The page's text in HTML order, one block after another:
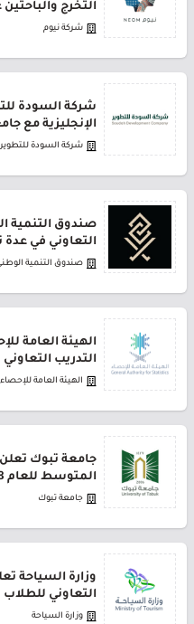
التخرج
شركة نيوم
شركة السودة
الإنجليزية مع
شركة السودة للتطوير
صندوق التنمية
التعاوني في
صندوق التنمية
الهيئة العامة
التدريب التعاوني 1448هـ
الهيئة العامة للإحصاء
جامعة تبوك تعلن
المتوسط للعام 1448هـ
جامعة تبوك
وزارة السياحة
التعاوني للطلاب
وزارة السياحة